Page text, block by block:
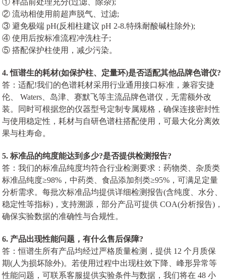
② 流动相使用前超声脱气、过滤;
③ 避免极端 pH(反相柱建议 pH 2-8.特殊耐酸碱柱除外);
④ 使用后按标准流程冲洗柱子;
⑤ 搭配保护柱使用，减少污染。
4. 恒谱生的耗材(如保护柱、定量环)是否适配其他品牌色谱仪?
答：适配!我们的色谱耗材采用行业通用接口标准，兼容安捷
伦、 Waters、岛津、赛默飞等主流品牌色谱仪，无需额外改
装。同时可根据您的仪器型号定制专属规格，确保连接密封性
与使用稳定性，耗材与自研色谱柱搭配使用，可最大化分离效
果与柱寿命。
5. 标准品的纯度能达到多少?是否提供检测报告?
答：我们的标准品纯度均符合行业检测要求：药物类、杂质类
标准品纯度≥98%，中药类、食品添加剂类≥95%，可满足定量
分析需求。每批次标准品均提供详细检测报告(含纯度、水分、
稳定性等指标)，支持溯源，部分产品可提供 COA(分析报告)，
确保实验数据的准确性与合规性。
6. 产品出现性能问题，有什么售后保障?
答：恒谱生所有产品均经过严格质量检测，提供 12 个月质保
期(人为损坏除外)。若使用过程中出现柱效下降、峰形异常等
性能问题，可联系客服提供实验条件与数据，我们将在 48 小